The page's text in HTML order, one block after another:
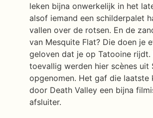
leken bijna onwerkelijk in het
alsof iemand een schilderpalet
vallen over de rotsen. En de
van Mesquite Flat? Die doen je
geloven dat je op Tatooine rijdt.
toevallig werden hier scènes uit
opgenomen. Het gaf die laatste
door Death Valley een bijna
afsluiter.